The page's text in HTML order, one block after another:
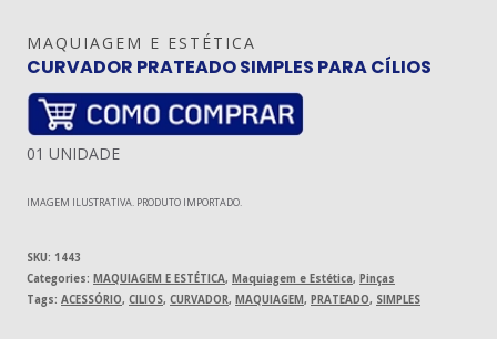
MAQUIAGEM E ESTÉTICA
CURVADOR PRATEADO SIMPLES PARA CÍLIOS
01 UNIDADE
IMAGEM ILUSTRATIVA. PRODUTO IMPORTADO.
SKU: 1443
Categories: MAQUIAGEM E ESTÉTICA, Maquiagem e Estética, Pinças
Tags: ACESSÓRIO, CILIOS, CURVADOR, MAQUIAGEM, PRATEADO, SIMPLES